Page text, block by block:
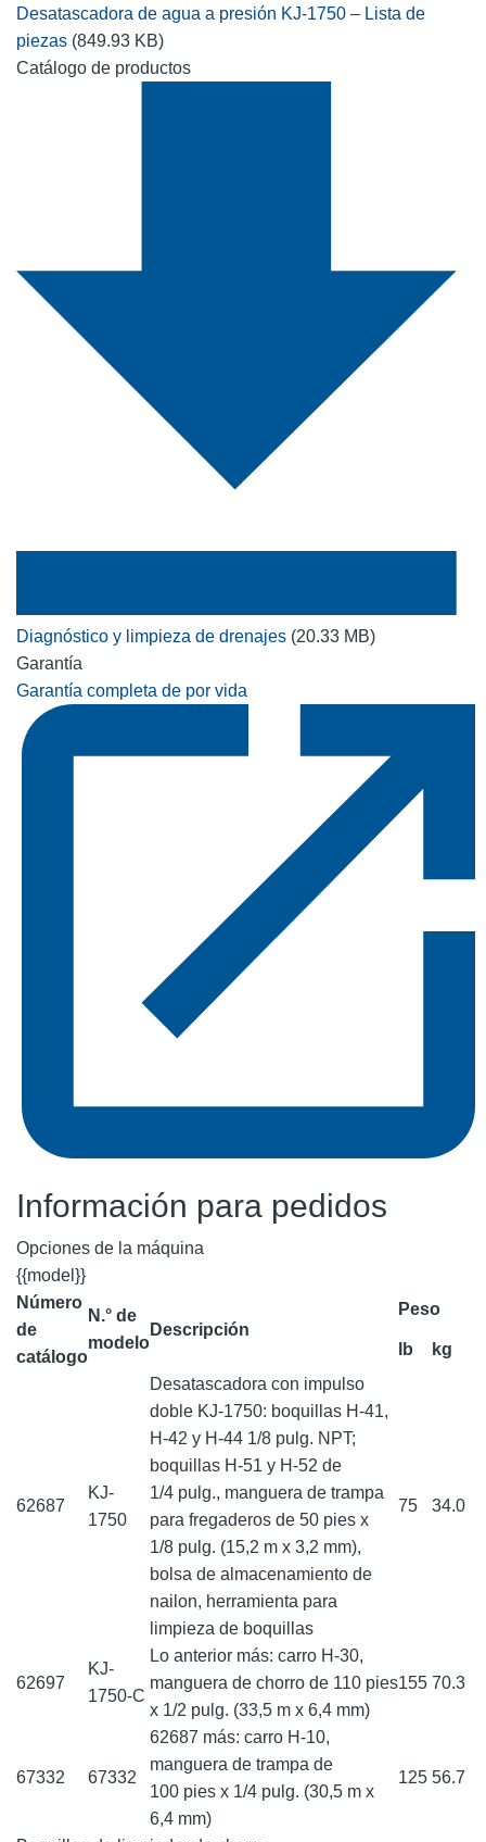
Desatascadora de agua a presión KJ-1750 – Lista de
piezas (849.93 KB)
Catálogo de productos
Diagnóstico y limpieza de drenajes (20.33 MB)
Garantía
Garantía completa de por vida
Información para pedidos
Opciones de la máquina
{{model}}
Número
de
catálogo
N.° de
modelo
Descripción
Peso
lb kg
62687
KJ-
1750
Desatascadora con impulso
doble KJ-1750: boquillas H-41,
H-42 y H-44 1/8 pulg. NPT;
boquillas H-51 y H-52 de
1/4 pulg., manguera de trampa
para fregaderos de 50 pies x
1/8 pulg. (15,2 m x 3,2 mm),
bolsa de almacenamiento de
nailon, herramienta para
limpieza de boquillas
75 34.0
62697
KJ-
1750-C
Lo anterior más: carro H-30,
manguera de chorro de 110 pies
x 1/2 pulg. (33,5 m x 6,4 mm)
155 70.3
67332 67332
62687 más: carro H-10,
manguera de trampa de
100 pies x 1/4 pulg. (30,5 m x
6,4 mm)
125 56.7